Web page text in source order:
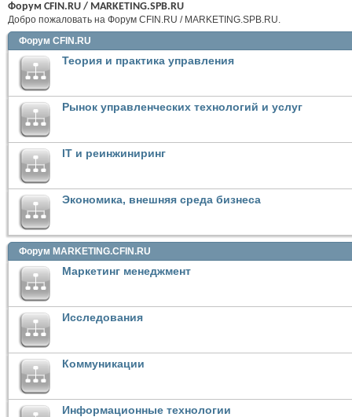
Форум CFIN.RU / MARKETING.SPB.RU
Добро пожаловать на Форум CFIN.RU / MARKETING.SPB.RU.
Форум CFIN.RU
Теория и практика управления
Рынок управленческих технологий и услуг
IT и реинжиниринг
Экономика, внешняя среда бизнеса
Форум MARKETING.CFIN.RU
Маркетинг менеджмент
Исследования
Коммуникации
Информационные технологии